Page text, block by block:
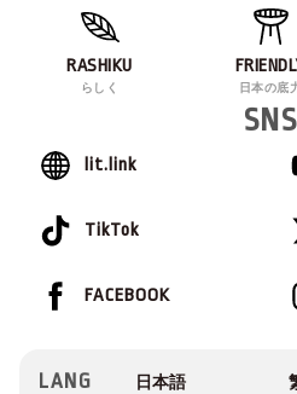
RASHIKU
らしく 日本の底
SNS
lit.link
TikTok
FACEBOOK
LANG